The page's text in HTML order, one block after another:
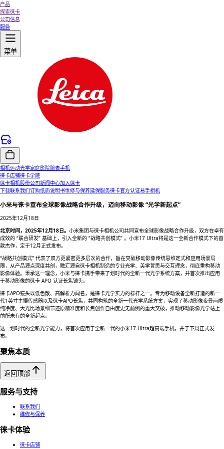
产品
探索徕卡
公司信息
服务
菜单
相机运动光学家庭影院腕表手机
徕卡店铺徕卡学院
徕卡相机股份公司新闻中心加入徕卡
下载联系我们订购纸质说明书维修与保养延保服务徕卡官方认证易手相机
小米与徕卡宣布全球影像战略合作升级，迈向移动影像 “光学新起点”
2025年12月18日
北京时间，2025年12月18日。 小米集团与徕卡相机公司共同宣布全球影像战略合作升级，双方在卓有
成效的 “联合研发” 基础上，引入全新的 “战略共创模式” 。小米17 Ultra将是这一全新合作模式下的首
款杰作，定于12月正式发布。
“战略共创模式” 代表了双方更紧密更多层次的合作，旨在突破移动影像传统思维定式和应用场景局
限，从产品源点深度共创，融汇源自徕卡相机制造的专业光学、美学哲思与交互理念，彻底重构移动
影像体验。秉承这一理念，小米与徕卡携手带来了划时代的全新一代光学系统方案，并首次推出应用
于移动影像的徕卡 APO 认证长焦镜头。
徕卡APO镜头以低色散、高解析力闻名，是徕卡光学实力的标杆之一。专为移动设备全新打造的新一
代1英寸主摄传感器以及徕卡APO长焦，共同构筑的全新一代光学系统方案，实现了移动影像夜景画质
纯净度、大光比场景细节还原精准度和长焦创作自由度史无前例的重大突破，推动移动影像光学站上
前所未有的全新起点。
这一划时代的全新光学能力，将首次应用于全新一代的小米17 Ultra超高端手机，并于下周正式发
布。
聚焦本质
返回顶部
服务与支持
联系我们
维修与保养
徕卡体验
徕卡店铺